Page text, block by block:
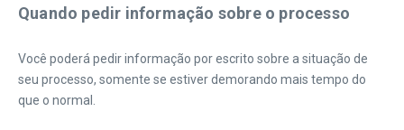
Quando pedir informação sobre o processo
Você poderá pedir informação por escrito sobre a situação de
seu processo, somente se estiver demorando mais tempo do
que o normal.